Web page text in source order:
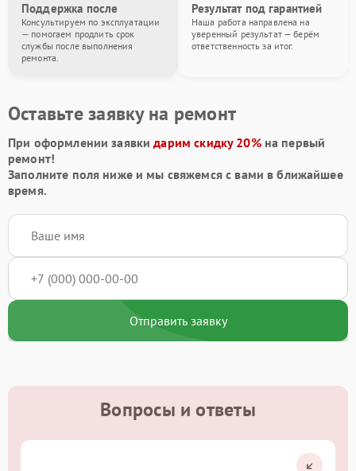
Поддержка после
Консультируем по эксплуатации
— помогаем продлить срок
службы после выполнения
ремонта.
Результат под гарантией
Наша работа направлена на
уверенный результат — берём
ответственность за итог.
Оставьте заявку на ремонт
При оформлении заявкидарим скидку 20%на первый
ремонт!
Заполните поля ниже и мы свяжемся с вами в ближайшее
время.
Отправить заявку
Вопросы и ответы